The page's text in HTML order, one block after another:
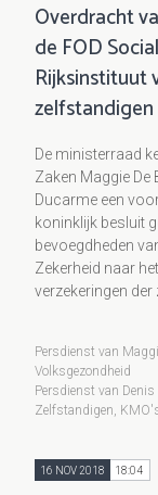
Overdracht
de FOD
Rijksinstituut
zelfstandigen
De ministerraad
Zaken Maggie
Ducarme een
koninklijk besluit
bevoegdheden
Zekerheid naar
verzekeringen der
Persdienst van
Volksgezondheid
Persdienst van
Zelfstandigen,
16 NOV 2018 18:04